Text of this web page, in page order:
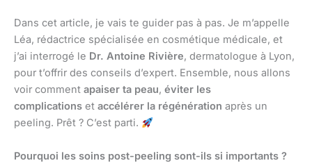
Dans cet article, je vais te guider pas à pas. Je m’appelle
Léa, rédactrice spécialisée en cosmétique médicale, et
j’ai interrogé le Dr. Antoine Rivière, dermatologue à Lyon,
pour t’offrir des conseils d’expert. Ensemble, nous allons
voir comment apaiser ta peau, éviter les
complications et accélérer la régénération après un
peeling. Prêt ? C’est parti.
Pourquoi les soins post-peeling sont-ils si importants ?